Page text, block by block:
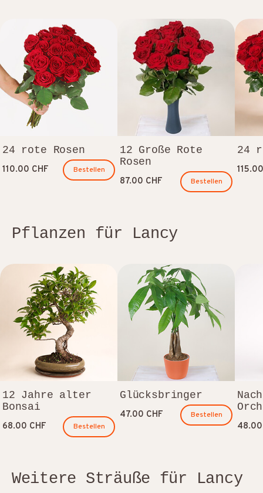
24 rote Rosen
110.00 CHF Bestellen
12 Große Rote
Rosen
87.00 CHF Bestellen
24
Pflanzen für Lancy
12 Jahre alter
Bonsai
68.00 CHF Bestellen
Glücksbringer
47.00 CHF Bestellen
48.00
Weitere Sträuße für Lancy